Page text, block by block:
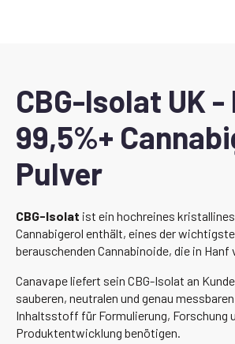
CBG-Isolat UK -
99,5%+
Pulver
CBG-Isolat ist ein hochreines
Cannabigerol enthält, eines der
berauschenden Cannabinoide, die in Hanf
Canavape liefert sein CBG-Isolat an
sauberen, neutralen und genau
Inhaltsstoff für Formulierung, Forschung
Produktentwicklung benötigen.